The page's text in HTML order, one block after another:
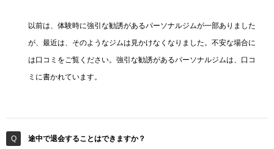
以前は、体験時に強引な勧誘があるパーソナルジムが一部ありました
が、最近は、そのようなジムは見かけなくなりました。不安な場合に
は口コミをご覧ください。強引な勧誘があるパーソナルジムは、口コ
ミに書かれています。
途中で退会することはできますか？